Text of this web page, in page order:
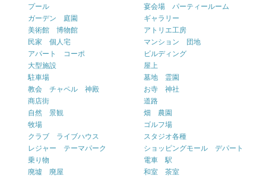
プール
宴会場 パーティールーム
ガーデン 庭園
ギャラリー
美術館 博物館
アトリエ工房
民家 個人宅
マンション 団地
アパート コーポ
ビルディング
大型施設
屋上
駐車場
墓地 霊園
教会 チャペル 神殿
お寺 神社
商店街
道路
自然 景観
畑 農園
牧場
ゴルフ場
クラブ ライブハウス
スタジオ各種
レジャー テーマパーク
ショッピングモール デパート
乗り物
電車 駅
廃墟 廃屋
和室 茶室